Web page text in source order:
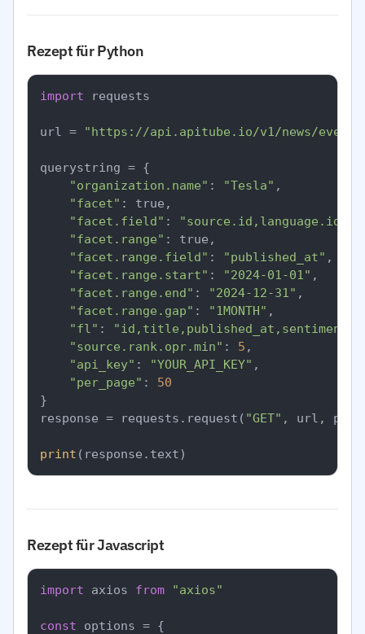
Rezept für Python
import requests
url = "https://api.apitube.io/v1/news/
querystring = {
"organization.name" : "Tesla" ,
"facet" : true,
"facet.field" :
"facet.range" : true,
"facet.range.field" : "published_at" ,
"facet.range.start" : "2024-01-01" ,
"facet.range.end" : "2024-12-31" ,
"facet.range.gap" : "1MONTH" ,
"fl" :
"source.rank.opr.min" : 5 ,
"api_key" : "YOUR_API_KEY" ,
"per_page" : 50
}
response = requests.request( "GET" , url,
print
Rezept für Javascript
import axios from "axios"
const options = {